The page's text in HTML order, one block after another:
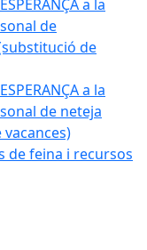
a la
de
de
a la
de neteja
de feina i recursos